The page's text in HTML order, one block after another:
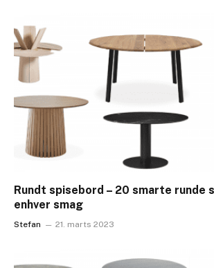
Rundt spisebord – 20 smarte runde
enhver smag
Stefan 21. marts 2023